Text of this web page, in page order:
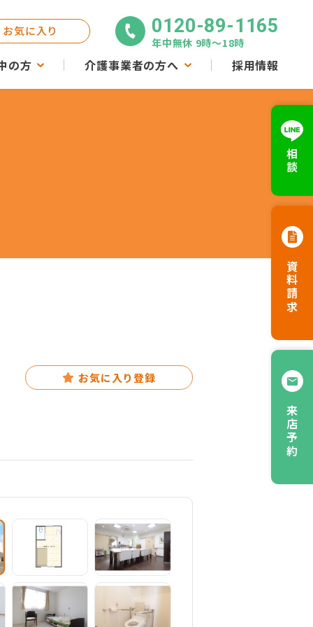
の方 介護事業者の方へ 採用情報
お気に入り 0120-89-1165
年中無休 9時〜18時
相談
資料請求
来店予約
お気に入り登録